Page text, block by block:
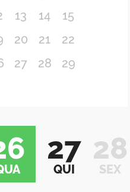
13 14
15
20 21
22
27 28
29
27
QUI
28
SEX